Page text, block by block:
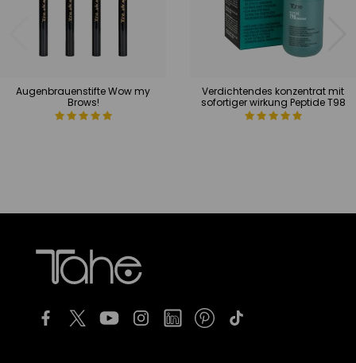
Augenbrauenstifte Wow my
Brows!
Verdichtendes konzentrat mit
sofortiger wirkung Peptide T98